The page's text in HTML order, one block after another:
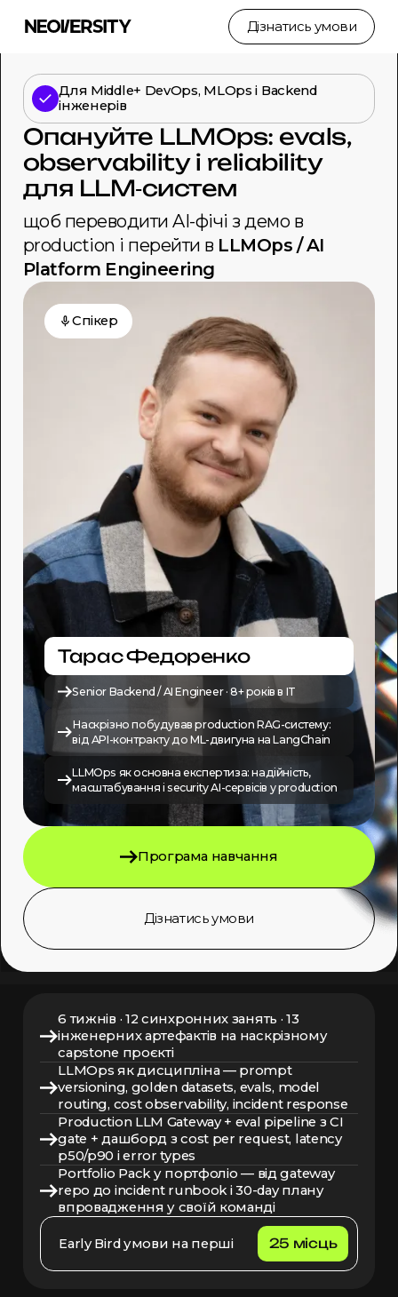
Дізнатись умови
Для Middle+ DevOps, MLOps і Backend
інженерів
Опануйте LLMOps: evals,
observability і reliability
для LLM‑систем
щоб переводити AI-фічі з демо в
production і перейти в LLMOps / AI
Platform Engineering
Cпікер
Тарас Федоренко
Senior Backend / AI Engineer · 8+ років в IT
Наскрізно побудував production RAG-систему:
від API-контракту до ML-двигуна на LangChain
LLMOps як основна експертиза: надійність,
масштабування і security AI-сервісів у production
Програма навчання
Дізнатись умови
6 тижнів · 12 синхронних занять · 13
інженерних артефактів на наскрізному
capstone проєкті
LLMOps як дисципліна — prompt
versioning, golden datasets, evals, model
routing, cost observability, incident response
Production LLM Gateway + eval pipeline з CI
gate + дашборд з cost per request, latency
p50/p90 і error types
Portfolio Pack у портфоліо — від gateway
repo до incident runbook і 30-day плану
впровадження у своїй команді
Early Bird умови на перші 25 місць